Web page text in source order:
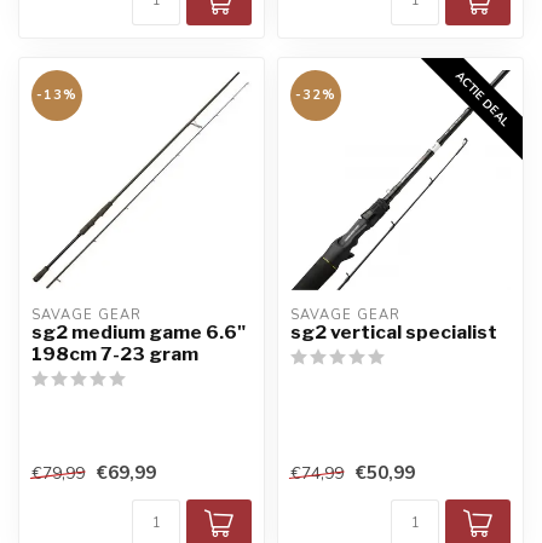
-13%
SAVAGE GEAR
sg2 medium game 6.6"
198cm 7-23 gram
€79,99 €69,99
ACTIE DEAL
-32%
SAVAGE GEAR
sg2 vertical specialist
€74,99 €50,99